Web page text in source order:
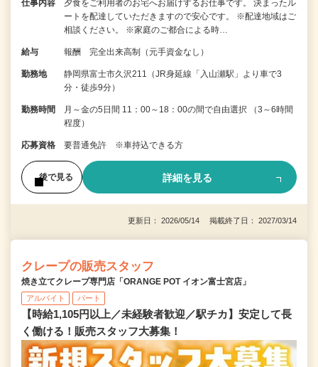
仕事内容
夕食をご利用者のお宅へお届けするお仕事です。 決まったル
ートを配達していただきますので安心です。 ※配達地域はご
相談ください。 ※家庭のご都合による時…
給与 報酬 完全出来高制（元手資金なし）
勤務地
静岡県富士市久沢211（JR身延線「入山瀬駅」より車で3
分・徒歩9分）
勤務時間
月～金の5日間 11：00～18：00の間で自由選択 （3～6時間
程度）
応募資格 要普通免許 ※車持込できる方
後で見る 詳細を見る
更新日： 2026/05/14 掲載終了日： 2027/03/14
クレープの販売スタッフ
焼き立てクレープ専門店「ORANGE POT イオン富士宮店」
アルバイト パート
【時給1,105円以上／未経験者歓迎／駅チカ】安定して長
く働ける！販売スタッフ大募集！